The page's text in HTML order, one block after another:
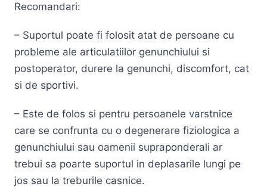
Recomandari:
– Suportul poate fi folosit atat de persoane cu
probleme ale articulatiilor genunchiului si
postoperator, durere la genunchi, discomfort, cat
si de sportivi.
– Este de folos si pentru persoanele varstnice
care se confrunta cu o degenerare fiziologica a
genunchiului sau oamenii supraponderali ar
trebui sa poarte suportul in deplasarile lungi pe
jos sau la treburile casnice.